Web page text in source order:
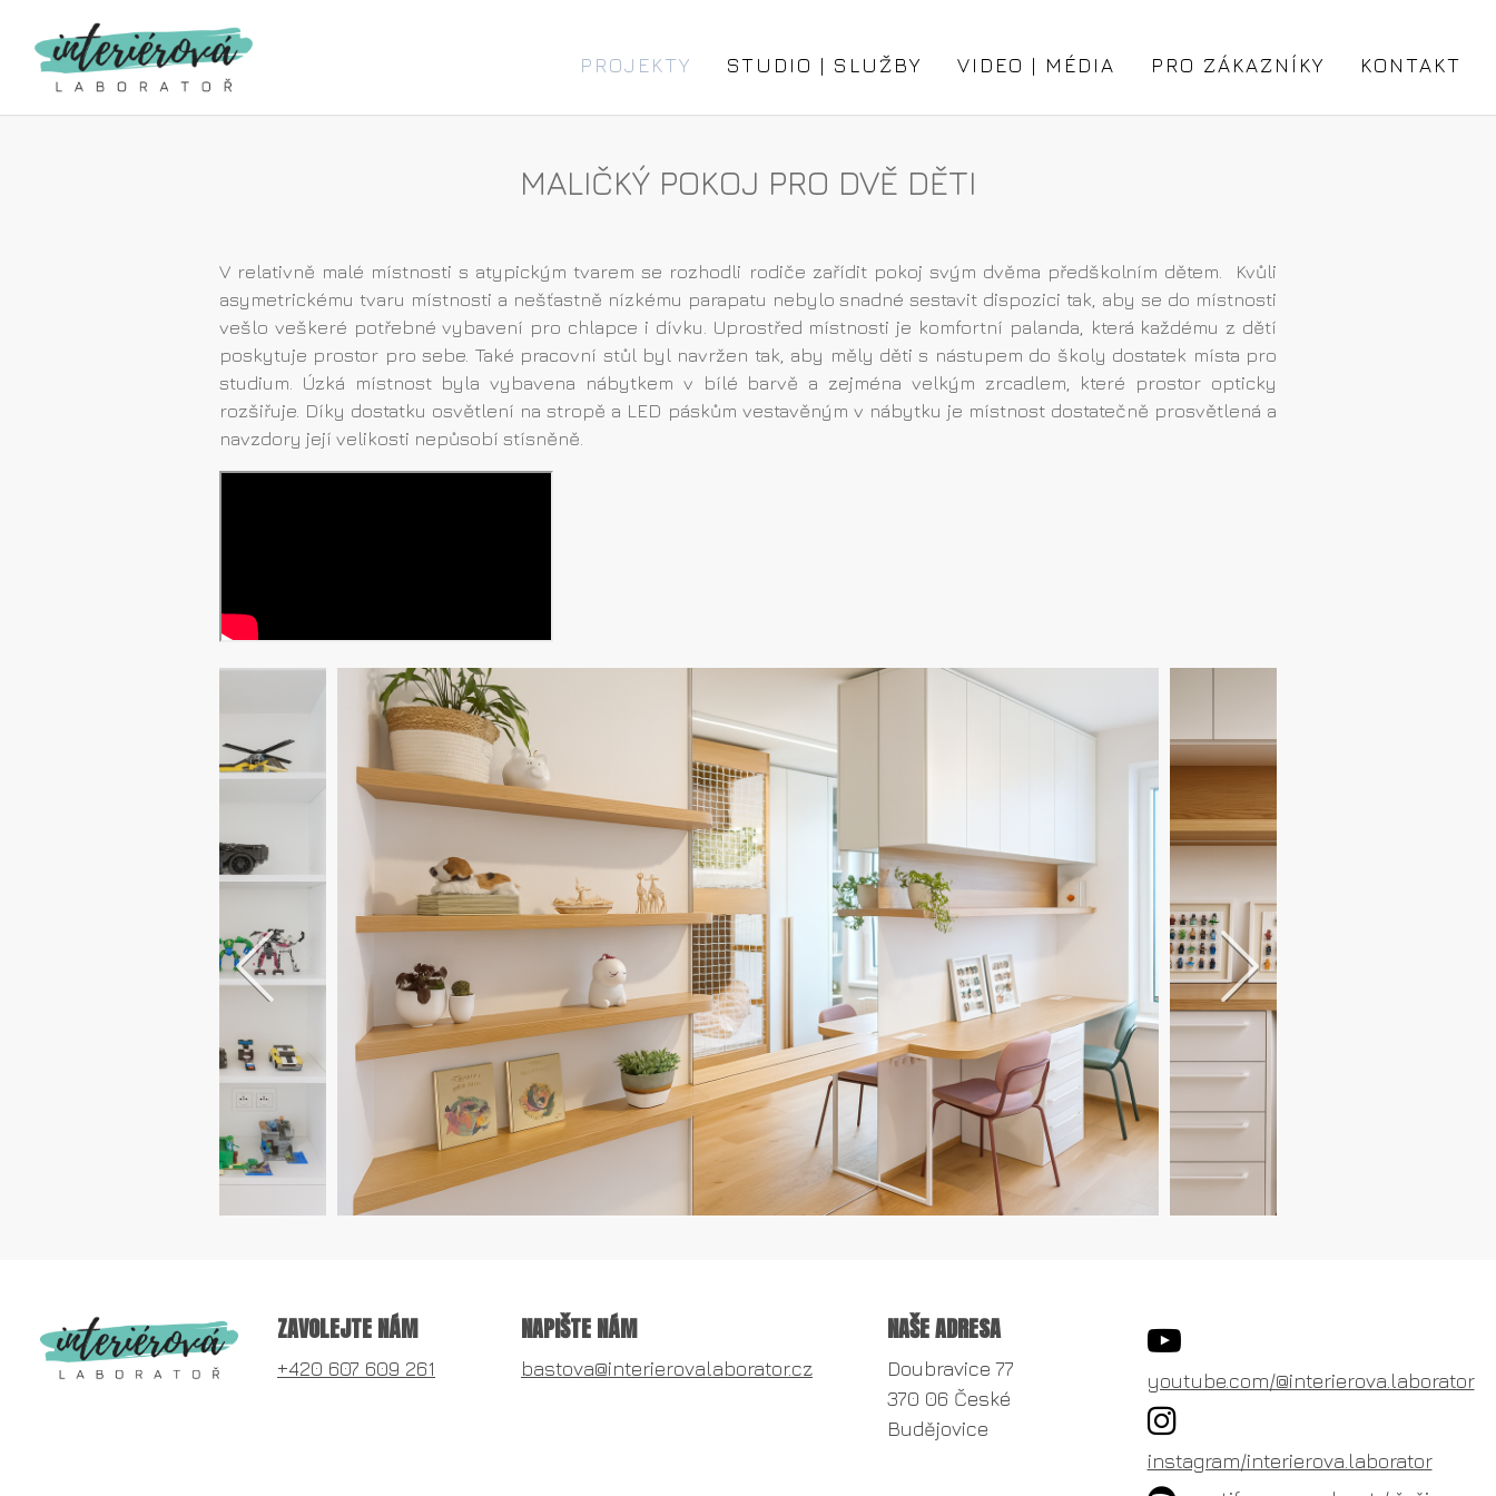
PROJEKTY STUDIO | SLUŽBY VIDEO | MÉDIA PRO ZÁKAZNÍKY KONTAKT
MALIČKÝ POKOJ PRO DVĚ DĚTI
V relativně malé místnosti s atypickým tvarem se rozhodli rodiče zařídit pokoj svým dvěma předškolním dětem. Kvůli
asymetrickému tvaru místnosti a nešťastně nízkému parapatu nebylo snadné sestavit dispozici tak, aby se do místnosti
vešlo veškeré potřebné vybavení pro chlapce i dívku. Uprostřed místnosti je komfortní palanda, která každému z dětí
poskytuje prostor pro sebe. Také pracovní stůl byl navržen tak, aby měly děti s nástupem do školy dostatek místa pro
studium. Úzká místnost byla vybavena nábytkem v bílé barvě a zejména velkým zrcadlem, které prostor opticky
rozšiřuje. Díky dostatku osvětlení na stropě a LED páskům vestavěným v nábytku je místnost dostatečně prosvětlená a
navzdory její velikosti nepůsobí stísněně.
ZAVOLEJTE NÁM
+420 607 609 261
NAPIŠTE NÁM
bastova@interierovalaborator.cz
NAŠE ADRESA
Doubravice 77
370 06 České
Budějovice
youtube.com/@interierova.laborator
instagram/interierova.laborator